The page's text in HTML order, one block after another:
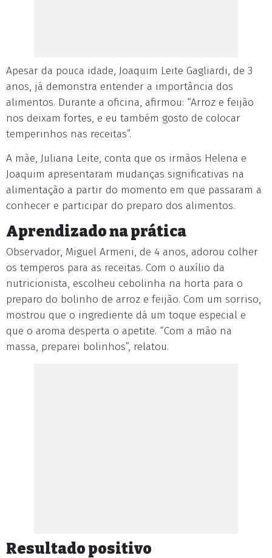
Apesar da pouca idade, Joaquim Leite Gagliardi, de 3
anos, já demonstra entender a importância dos
alimentos. Durante a oficina, afirmou: “Arroz e feijão
nos deixam fortes, e eu também gosto de colocar
temperinhos nas receitas”.
A mãe, Juliana Leite, conta que os irmãos Helena e
Joaquim apresentaram mudanças significativas na
alimentação a partir do momento em que passaram a
conhecer e participar do preparo dos alimentos.
Aprendizado na prática
Observador, Miguel Armeni, de 4 anos, adorou colher
os temperos para as receitas. Com o auxílio da
nutricionista, escolheu cebolinha na horta para o
preparo do bolinho de arroz e feijão. Com um sorriso,
mostrou que o ingrediente dá um toque especial e
que o aroma desperta o apetite. “Com a mão na
massa, preparei bolinhos”, relatou.
Resultado positivo